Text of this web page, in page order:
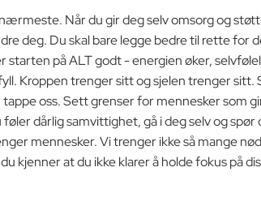
Når du gir deg selv omsorg og
deg. Du skal bare legge bedre til rette for
starten på ALT godt - energien øker,
Kroppen trenger sitt og sjelen trenger sitt.
tappe oss. Sett grenser for mennesker som
dårlig samvittighet, gå i deg selv og
mennesker. Vi trenger ikke så mange
kjenner at du ikke klarer å holde fokus på